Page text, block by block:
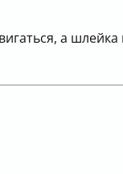
а шлейка